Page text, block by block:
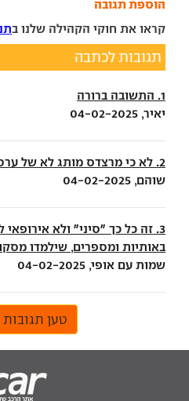
הוספת תגובה
קראו את חוקי הקהילה שלנו ב
תגובות לכתבה
1. התשובה ברורה
יאיר, 04-02-2025
2. לא כי מרצדס מותג לא של ערסים
שוהם, 04-02-2025
3. זה כל כך ״סיני״ ולא
באותיות ומספרים, שילמדו
שמות עם אופי, 04-02-2025
טען תגובות